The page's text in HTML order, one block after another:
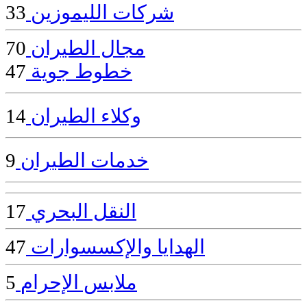
شركات الليموزين 33
مجال الطيران 70
خطوط جوية 47
وكلاء الطيران 14
خدمات الطيران 9
النقل البحري 17
الهدايا والإكسسوارات 47
ملابس الإحرام 5